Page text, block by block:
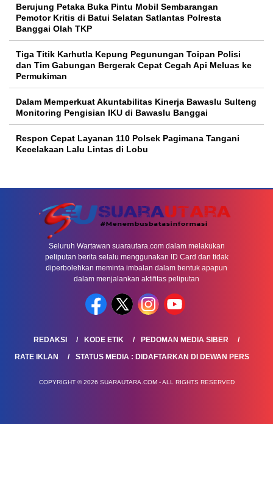
Berujung Petaka Buka Pintu Mobil Sembarangan
Pemotor Kritis di Batui Selatan Satlantas Polresta
Banggai Olah TKP
Tiga Titik Karhutla Kepung Pegunungan Toipan Polisi
dan Tim Gabungan Bergerak Cepat Cegah Api Meluas ke
Permukiman
Dalam Memperkuat Akuntabilitas Kinerja Bawaslu Sulteng
Monitoring Pengisian IKU di Bawaslu Banggai
Respon Cepat Layanan 110 Polsek Pagimana Tangani
Kecelakaan Lalu Lintas di Lobu
Seluruh Wartawan suarautara.com dalam melakukan
peliputan berita selalu menggunakan ID Card dan tidak
diperbolehkan meminta imbalan dalam bentuk apapun
dalam menjalankan aktifitas peliputan
REDAKSI KODE ETIK
PEDOMAN MEDIA SIBER
RATE IKLAN
STATUS MEDIA : DIDAFTARKAN DI DEWAN PERS
COPYRIGHT © 2026 SUARAUTARA.COM - ALL RIGHTS RESERVED